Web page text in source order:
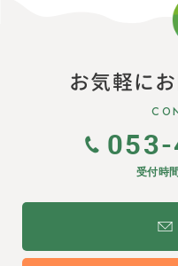
お気軽に
受付時